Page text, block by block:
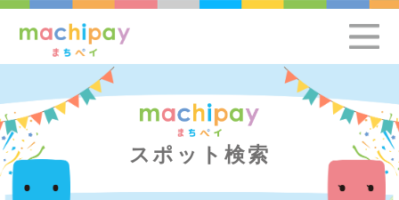
スポット検索